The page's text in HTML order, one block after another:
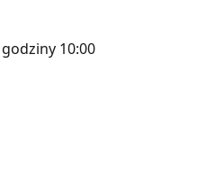
10:00